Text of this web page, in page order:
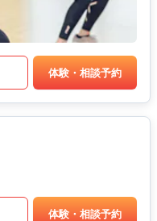
体験・相談予約
体験・相談予約